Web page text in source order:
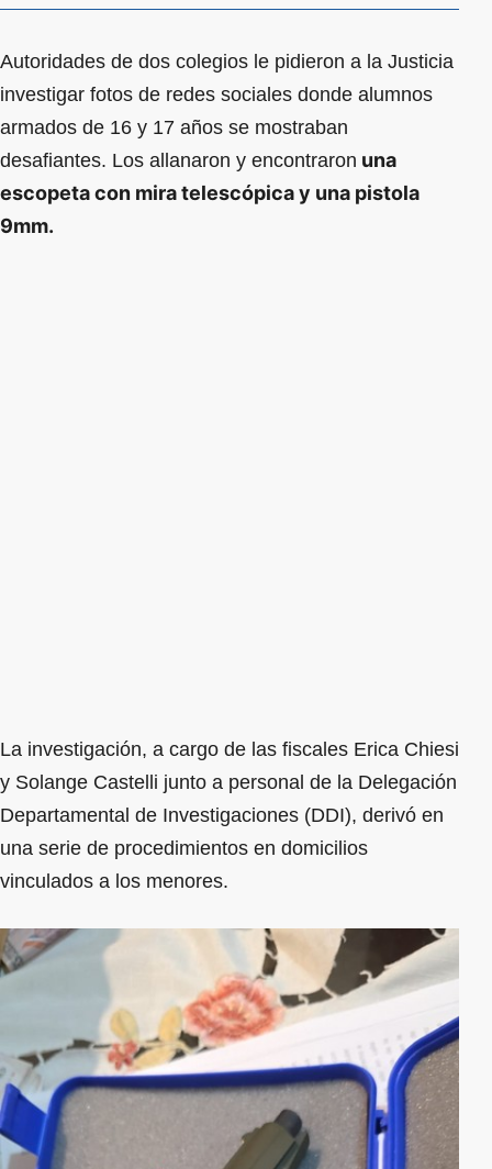
Autoridades de dos colegios le pidieron a la Justicia
investigar fotos de redes sociales donde alumnos
armados de 16 y 17 años se mostraban
desafiantes. Los allanaron y encontraron una
escopeta con mira telescópica y una pistola
9mm.
La investigación, a cargo de las fiscales Erica Chiesi
y Solange Castelli junto a personal de la Delegación
Departamental de Investigaciones (DDI), derivó en
una serie de procedimientos en domicilios
vinculados a los menores.